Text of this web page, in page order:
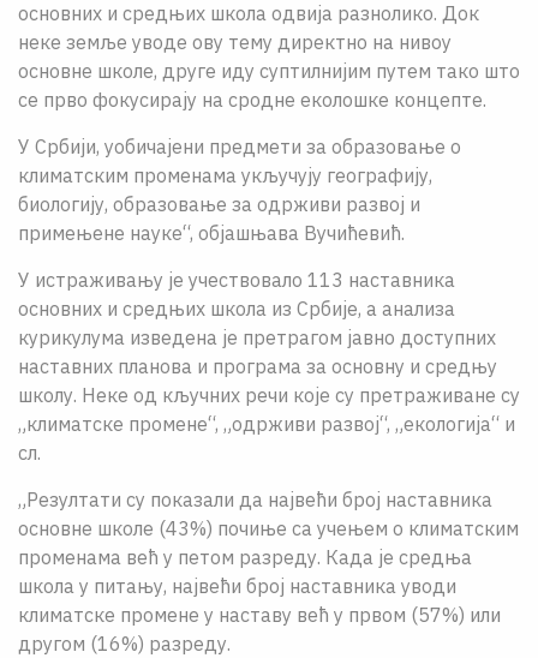
основних и средњих школа одвија разнолико. Док
неке земље уводе ову тему директно на нивоу
основне школе, друге иду суптилнијим путем тако што
се прво фокусирају на сродне еколошке концепте.
У Србији, уобичајени предмети за образовање о
климатским променама укључују географију,
биологију, образовање за одрживи развој и
примењене науке“, објашњава Вучићевић.
У истраживању је учествовало 113 наставника
основних и средњих школа из Србије, а анализа
курикулума изведена је претрагом јавно доступних
наставних планова и програма за основну и средњу
школу. Неке од кључних речи које су претраживане су
„климатске промене“, „одрживи развој“, „екологија“ и
сл.
„Резултати су показали да највећи број наставника
основне школе (43%) почиње са учењем о климатским
променама већ у петом разреду. Када је средња
школа у питању, највећи број наставника уводи
климатске промене у наставу већ у првом (57%) или
другом (16%) разреду.